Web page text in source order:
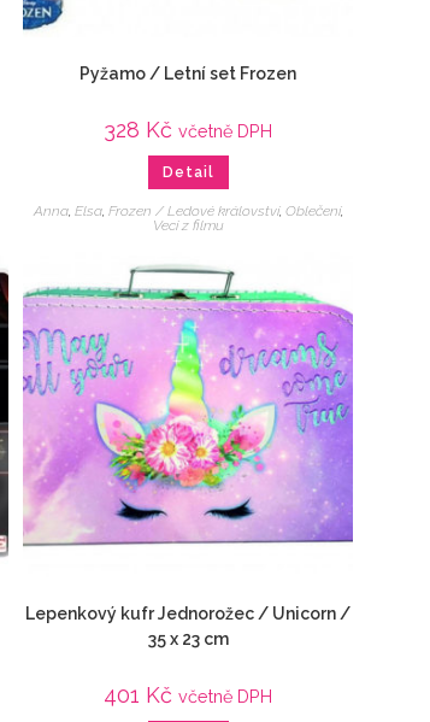
Pyžamo / Letní set Frozen
328 Kč včetně DPH
Detail
Anna, Elsa, Frozen / Ledové království, Oblečení,
Veci z filmu
Lepenkový kufr Jednorožec / Unicorn /
35 x 23 cm
401 Kč včetně DPH